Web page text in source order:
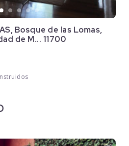
Bosque de las Lomas,
de M... 11700